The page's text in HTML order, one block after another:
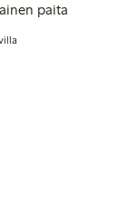
paita
€